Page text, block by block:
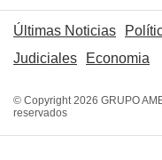
Últimas Noticias
Judiciales
Economia
© Copyright 2026 GRUPO
reservados